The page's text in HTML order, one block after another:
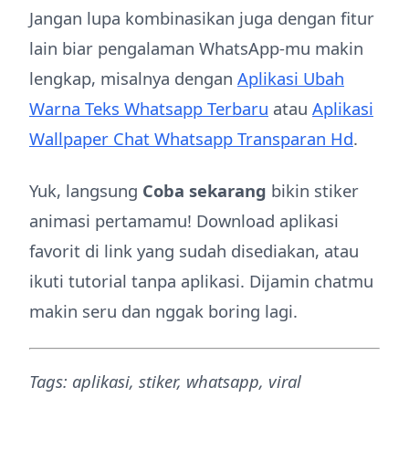
Jangan lupa kombinasikan juga dengan fitur
lain biar pengalaman WhatsApp-mu makin
lengkap, misalnya dengan Aplikasi Ubah
Warna Teks Whatsapp Terbaru atau Aplikasi
Wallpaper Chat Whatsapp Transparan Hd.
Yuk, langsung Coba sekarang bikin stiker
animasi pertamamu! Download aplikasi
favorit di link yang sudah disediakan, atau
ikuti tutorial tanpa aplikasi. Dijamin chatmu
makin seru dan nggak boring lagi.
Tags: aplikasi, stiker, whatsapp, viral